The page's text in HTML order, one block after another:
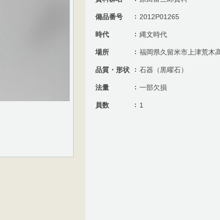
備品番号 2012P01265
時代 縄文時代
場所 福岡県久留米市上津荒木
品質・形状 石器（黒曜石）
法量 一部欠損
員数 1